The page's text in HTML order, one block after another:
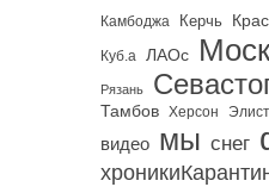
Камбоджа Керчь
Куб.а ЛАОс
Рязань
Тамбов Херсон
видео мы снег